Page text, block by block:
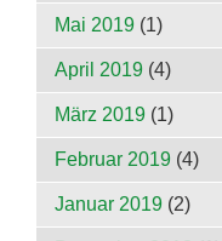
Mai 2019 (1)
April 2019 (4)
März 2019 (1)
Februar 2019 (4)
Januar 2019 (2)